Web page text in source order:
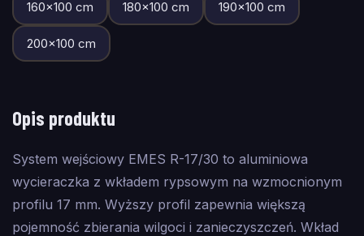
160×100 cm 180×100 cm 190×100 cm
200×100 cm
Opis produktu
System wejściowy EMES R-17/30 to aluminiowa
wycieraczka z wkładem rypsowym na wzmocnionym
profilu 17 mm. Wyższy profil zapewnia większą
pojemność zbierania wilgoci i zanieczyszczeń. Wkład